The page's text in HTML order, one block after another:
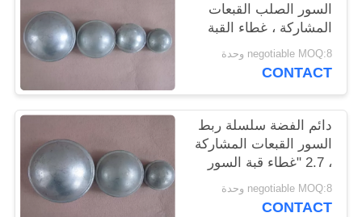
السور الصلب القبعات
المشاركة ، غطاء القبة
المصقولة
negotiable MOQ:8 وحدة
CONTACT
دائم الفضة سلسلة ربط
السور القبعات المشاركة
، 2.7 "غطاء قبة السور
سلسلة ربط السور
negotiable MOQ:8 وحدة
CONTACT